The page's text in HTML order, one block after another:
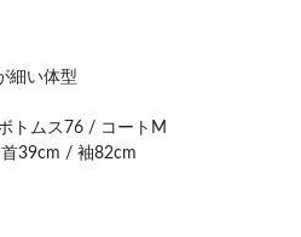
細い体型
トムス76 / コートM
39cm / 袖82cm